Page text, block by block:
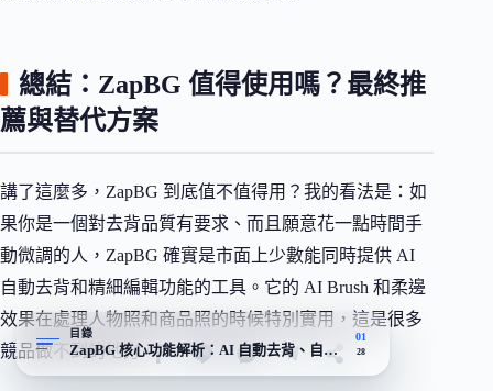
總結：ZapBG 值得使用嗎？最終推
薦與替代方案
講了這麼多，ZapBG 到底值不值得用？我的看法是：如
果你是一個對去背品質有要求、而且願意花一點時間手
動微調的人，ZapBG 確實是市面上少數能同時提供 AI
自動去背和精細編輯功能的工具。它的 AI Brush 和柔邊
效果在處理人物照和商品照的時候特別實用，這是很多
競品做不到的地方。
目錄
ZapBG 核心功能解析：AI 自動去背、自訂區塊與柔邊效果
01
28